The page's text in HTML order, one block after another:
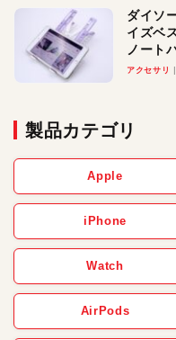
ダイソ
イズベ
ノート
べる楽
アクセサリ
製品カテゴリ
Apple
iPhone
Watch
AirPods